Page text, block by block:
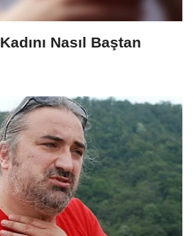
Nasıl Baştan